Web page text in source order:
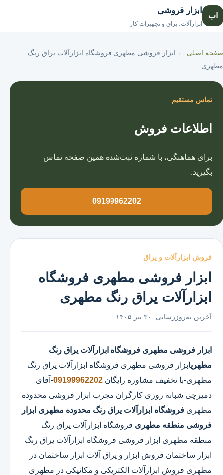
اب
ابزار فروشی
ابزارآلات، یراق و تجهیزات کار
صفحه اصلی ← ابزار فروشی مطهری فروشگاه ابزارآلات یراق رنگ
مطهری
فروش ابزارآلات و یراق
ابزار فروشی مطهری فروشگاه
ابزارآلات یراق رنگ مطهری
آخرین به‌روزرسانی: ۳۰ تیر ۱۴۰۵
ابزار فروشی مطهری فروشگاه ابزارآلات یراق رنگ
مطهریابزار فروشی مطهری فروشگاه ابزارآلات یراق رنگ
مطهری-با تخفیف مشاوره رایگان 09199962202-آقای
دمیرچی شبانه روزی کارگران مجرب ابزار فروشی محدوده
مطهری فروشگاه ابزارآلات یراق رنگ محدوده مطهری ابزار
فروشی منطقه مطهری فروشگاه ابزارآلات یراق رنگ
منطقه مطهری ابزار فروشی فروشگاه ابزارآلات یراق رنگ
ابزار ساختمان فروش ابزار و یراق آلات ابزار ساختمان در
مطهری فروش ابزارآلات الکتریکی و مکانیکی در مطهری
تماس مستقیم
اطلاعات فروش
برای هماهنگی، با شماره ثبت‌شده همین صفحه تماس
بگیرید.
09199962202